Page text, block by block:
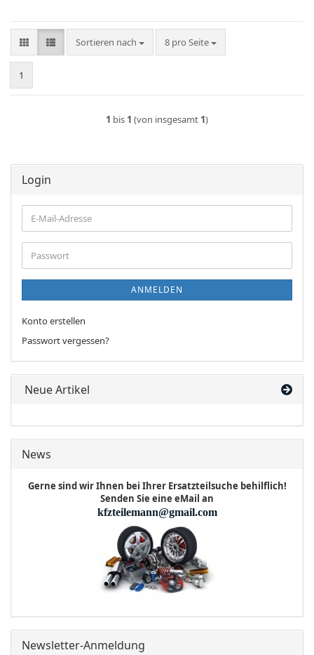
Sortieren nach
Sortieren nach 8 pro Seite
pro Seite
1
1 bis 1 (von insgesamt 1)
Login
E-
Mail-
Adresse
Passwort
ANMELDEN
Konto erstellen
Passwort vergessen?
Neue Artikel
News
Gerne sind wir Ihnen bei Ihrer Ersatzteilsuche behilflich!
Senden Sie eine eMail an
kfzteilemann@gmail.com
Newsletter-Anmeldung